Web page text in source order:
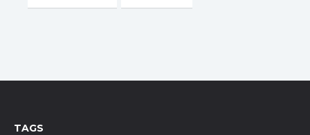
TAGS